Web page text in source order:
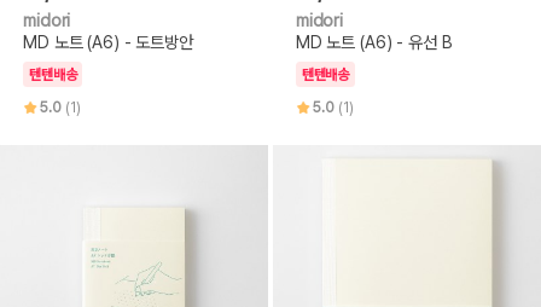
midori
MD 노트 (A6) - 도트방안
텐텐배송
5.0 (1)
midori
MD 노트 (A6) - 유선 B
텐텐배송
5.0 (1)